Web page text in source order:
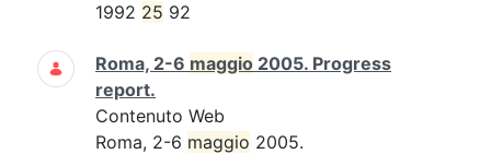
1992 25 92
Roma, 2-6 maggio 2005. Progress
report.
Contenuto Web
Roma, 2-6 maggio 2005.